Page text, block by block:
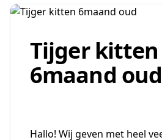
Tijger kitten
6maand oud
Hallo! Wij geven met heel